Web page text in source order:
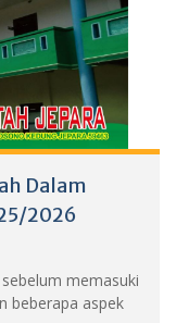
Dalam
2026
memasuki
beberapa aspek